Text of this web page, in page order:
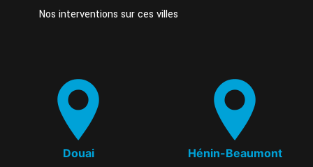
Nos interventions sur ces villes
Douai Hénin-Beaumont